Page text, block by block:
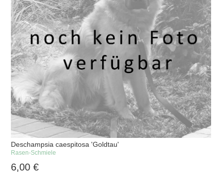
Deschampsia caespitosa 'Goldtau'
Rasen-Schmiele
6,00€